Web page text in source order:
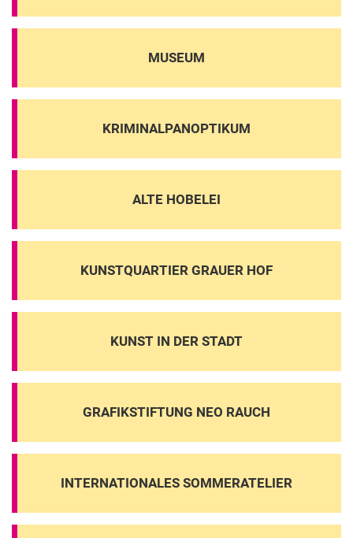
MUSEUM
KRIMINALPANOPTIKUM
ALTE HOBELEI
KUNSTQUARTIER GRAUER HOF
KUNST IN DER STADT
GRAFIKSTIFTUNG NEO RAUCH
INTERNATIONALES SOMMERATELIER